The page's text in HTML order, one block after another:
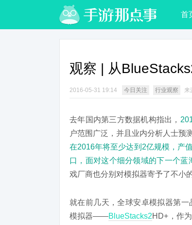
首
观察 | 从
2016-05-31 19:14 今日关注 行业观察 来
去年国内第三方数据机构指出，
户范围广泛，并且业内分析人士预
在2016年将至少达到2亿规模，产
口，面对这个细分领域的下一个蓝
戏厂商也分别对模拟器寄予了不小
就在前几天，全球安卓模拟器第
模拟器——BlueStacks2HD+，作